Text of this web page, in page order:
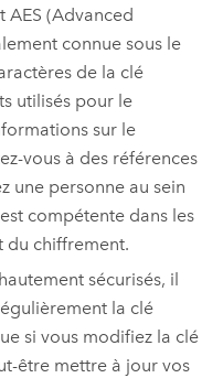
(Advanced
connue sous le
de la clé
utilisés pour le
sur le
vous à des références
une personne au sein
compétente dans les
du chiffrement.
sécurisés, il
la clé
si vous modifiez la clé
être mettre à jour vos